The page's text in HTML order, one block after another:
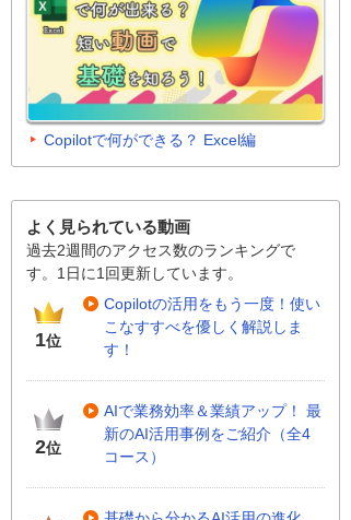
Copilotで何ができる？ Excel編
よく見られている動画
過去2週間のアクセス数のランキングで
す。1日に1回更新しています。
1位
Copilotの活用をもう一度！使い
こなすすべを優しく解説しま
す！
2位
AIで業務効率＆業績アップ！ 最
新のAI活用事例をご紹介（全4
コース）